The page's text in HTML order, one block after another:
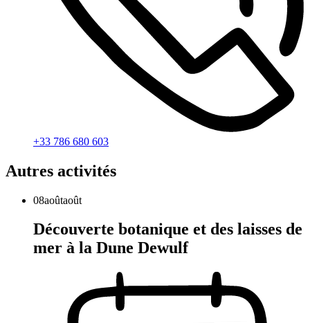
+33 786 680 603
Autres activités
08aoûtaoût
Découverte botanique et des laisses de
mer à la Dune Dewulf